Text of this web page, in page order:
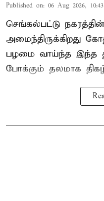
Published on: 06 Aug 2026,
செங்கல்பட்டு
அமைந்திருக்கிறது
பழமை வாய்ந்த இந்த
போக்கும் தலமாக